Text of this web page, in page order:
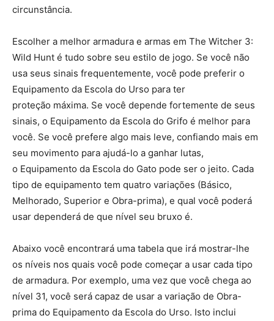
circunstância.
Escolher a melhor armadura e armas em The Witcher 3:
Wild Hunt é tudo sobre seu estilo de jogo. Se você não
usa seus sinais frequentemente, você pode preferir o
Equipamento da Escola do Urso para ter
proteção máxima. Se você depende fortemente de seus
sinais, o Equipamento da Escola do Grifo é melhor para
você. Se você prefere algo mais leve, confiando mais em
seu movimento para ajudá-lo a ganhar lutas,
o Equipamento da Escola do Gato pode ser o jeito. Cada
tipo de equipamento tem quatro variações (Básico,
Melhorado, Superior e Obra-prima), e qual você poderá
usar dependerá de que nível seu bruxo é.
Abaixo você encontrará uma tabela que irá mostrar-lhe
os níveis nos quais você pode começar a usar cada tipo
de armadura. Por exemplo, uma vez que você chega ao
nível 31, você será capaz de usar a variação de Obra-
prima do Equipamento da Escola do Urso. Isto inclui